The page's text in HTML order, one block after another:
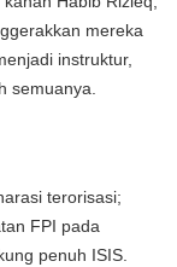
mereka
instruktur,
semuanya.
terorisasi;
FPI pada
penuh ISIS.